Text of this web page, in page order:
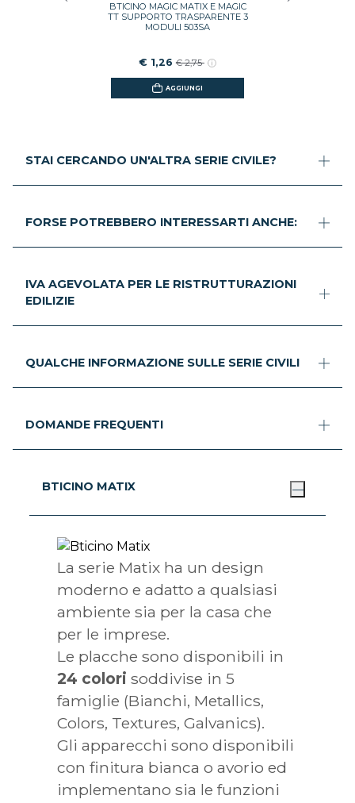
BTICINO MAGIC MATIX E MAGIC
TT SUPPORTO TRASPARENTE 3
MODULI 503SA
€ 1,26 € 2,75
AGGIUNGI
STAI CERCANDO UN'ALTRA SERIE CIVILE?
FORSE POTREBBERO INTERESSARTI ANCHE:
IVA AGEVOLATA PER LE RISTRUTTURAZIONI
EDILIZIE
QUALCHE INFORMAZIONE SULLE SERIE CIVILI
DOMANDE FREQUENTI
BTICINO MATIX
La serie Matix ha un design
moderno e adatto a qualsiasi
ambiente sia per la casa che
per le imprese.
Le placche sono disponibili in
24 colori soddivise in 5
famiglie (Bianchi, Metallics,
Colors, Textures, Galvanics).
Gli apparecchi sono disponibili
con finitura bianca o avorio ed
implementano sia le funzioni